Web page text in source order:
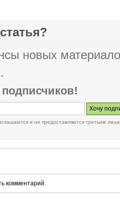
новых
и не предоставляются третьим
комментарий.